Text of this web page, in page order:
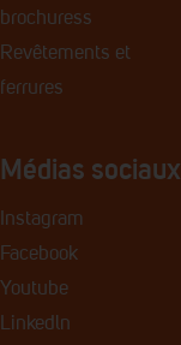
brochuress
Revêtements et
ferrures
Médias sociaux
Instagram
Facebook
Youtube
Linkedln